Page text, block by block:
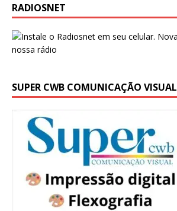
RADIOSNET
SUPER CWB COMUNICAÇÃO VISUAL